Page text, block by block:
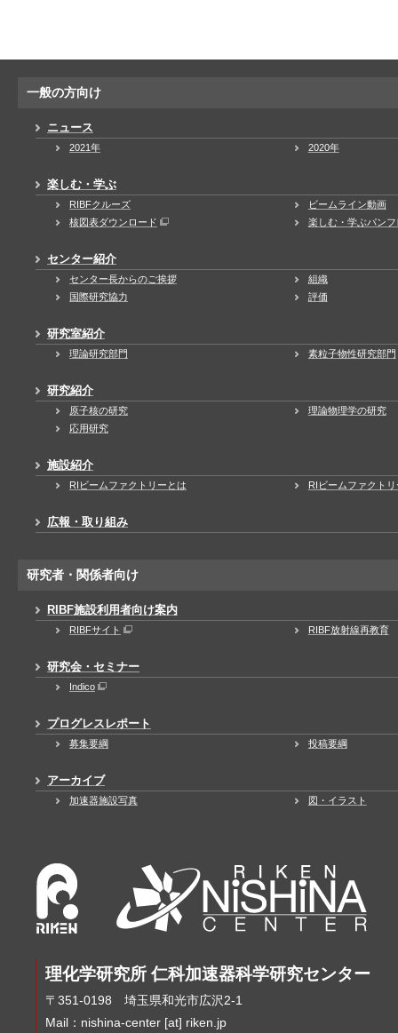
一般の方向け
ニュース
2021年 2020年
楽しむ・学ぶ
RIBFクルーズ
ビームライン動画
核図表ダウンロード
楽しむ・学ぶパン
センター紹介
センター長からのご挨拶
組織
国際研究協力
評価
研究室紹介
理論研究部門 素粒子物性研究部門
研究紹介
原子核の研究
理論物理学の研究
応用研究
施設紹介
RIビームファクトリーとは RIビームファクト
広報・取り組み
研究者・関係者向け
RIBF施設利用者向け案内
RIBFサイト RIBF放射線再教育
研究会・セミナー
Indico
プログレスレポート
募集要綱 投稿要綱
アーカイブ
加速器施設写真 図・イラスト
理化学研究所 仁科加速器科学研究センター
〒351-0198 埼玉県和光市広沢2-1
Mail：nishina-center [at] riken.jp